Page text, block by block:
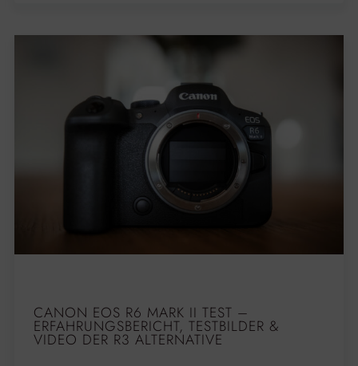
CANON EOS R6 MARK II TEST –
ERFAHRUNGSBERICHT, TESTBILDER &
VIDEO DER R3 ALTERNATIVE